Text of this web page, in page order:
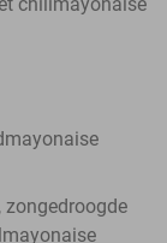
zongedroogde